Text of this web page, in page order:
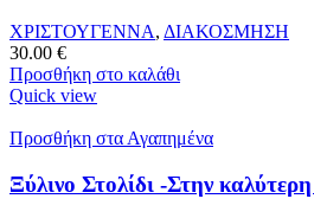
ΧΡΙΣΤΟΥΓΕΝΝΑ, ΔΙΑΚΟΣΜΗΣΗ
30.00 €
Προσθήκη στο καλάθι
Quick view
Προσθήκη στα Αγαπημένα
Ξύλινο Στολίδι -Στην